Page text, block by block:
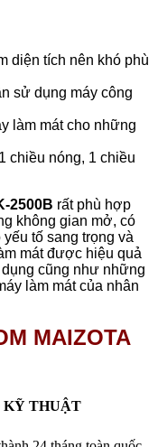
diện tích nên khó phù
sử dụng máy công
làm mát cho những
chiều nóng, 1 chiều
2500B rất phù hợp
không gian mở, có
yếu tố sang trọng và
mát được hiệu quả
cũng như những
làm mát của nhân
MAIZOTA
KỸ THUẬT